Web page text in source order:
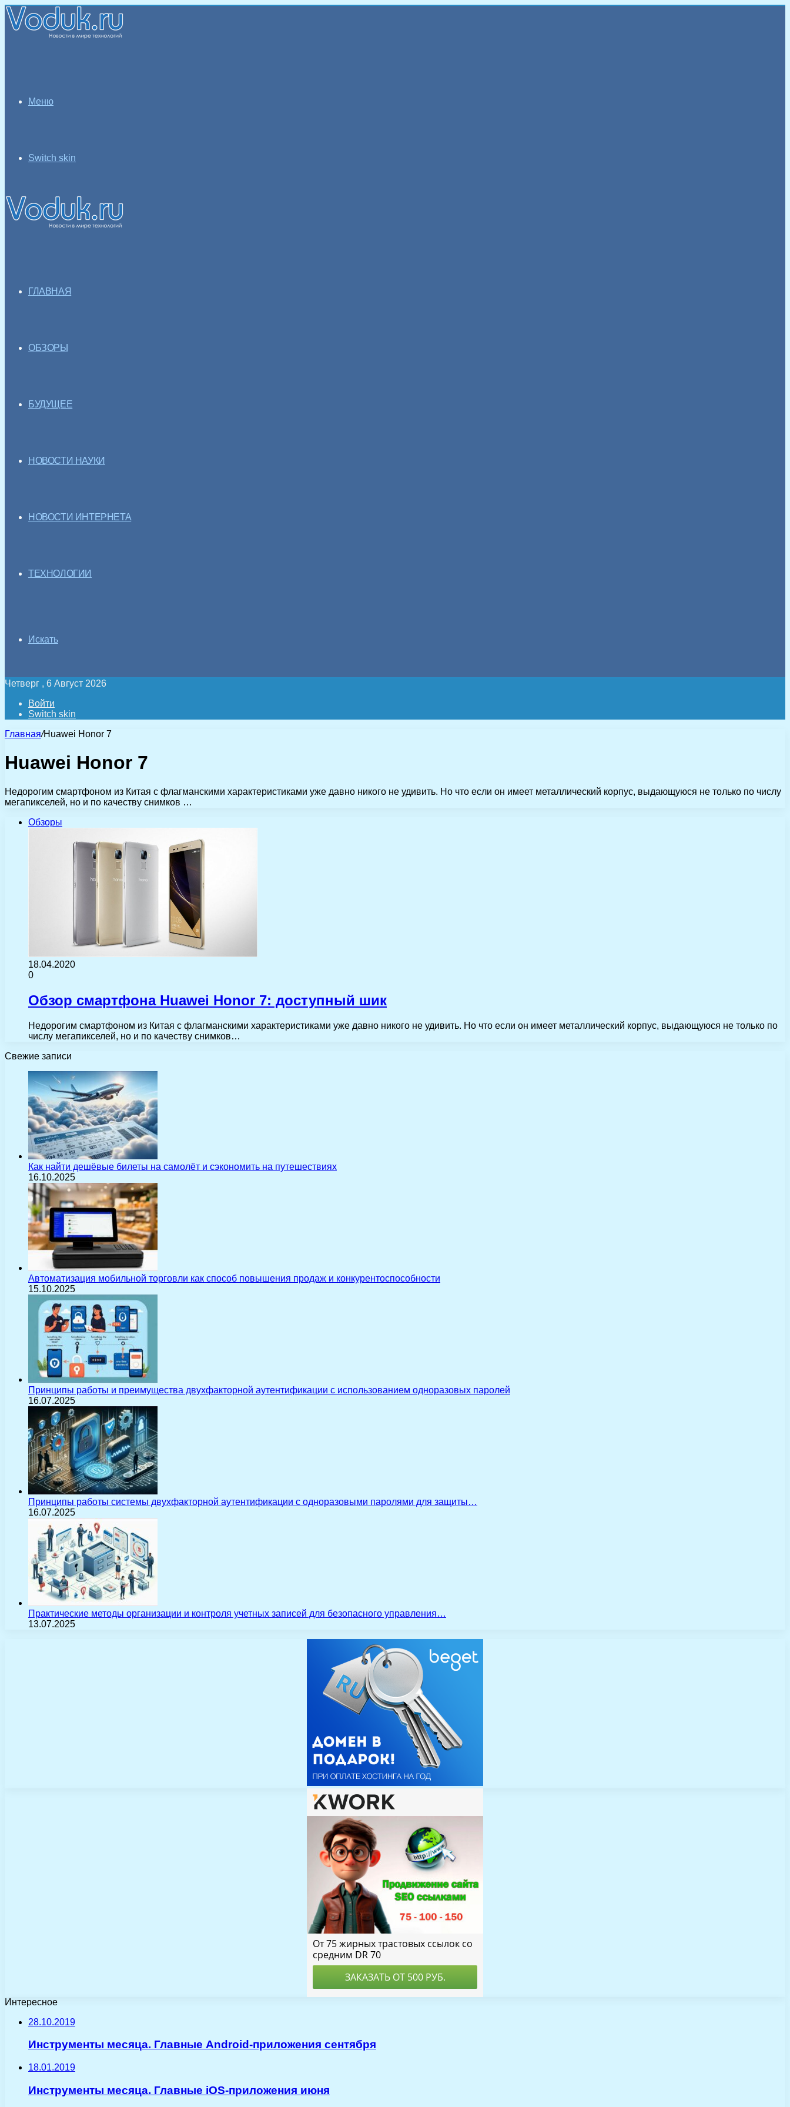
Меню
Switch skin
ГЛАВНАЯ
ОБЗОРЫ
БУДУЩЕЕ
НОВОСТИ НАУКИ
НОВОСТИ ИНТЕРНЕТА
ТЕХНОЛОГИИ
Искать
Четверг , 6 Август 2026
Войти
Switch skin
Главная/Huawei Honor 7
Huawei Honor 7
Недорогим смартфоном из Китая с флагманскими характеристиками уже давно никого не удивить. Но что если он имеет металлический корпус, выдающуюся не только по числу
мегапикселей, но и по качеству снимков …
Обзоры
18.04.2020
0
Обзор смартфона Huawei Honor 7: доступный шик
Недорогим смартфоном из Китая с флагманскими характеристиками уже давно никого не удивить. Но что если он имеет металлический корпус, выдающуюся не только по
числу мегапикселей, но и по качеству снимков…
Свежие записи
Как найти дешёвые билеты на самолёт и сэкономить на путешествиях
16.10.2025
Автоматизация мобильной торговли как способ повышения продаж и конкурентоспособности
15.10.2025
Принципы работы и преимущества двухфакторной аутентификации с использованием одноразовых паролей
16.07.2025
Принципы работы системы двухфакторной аутентификации с одноразовыми паролями для защиты…
16.07.2025
Практические методы организации и контроля учетных записей для безопасного управления…
13.07.2025
Интересное
28.10.2019
Инструменты месяца. Главные Android-приложения сентября
18.01.2019
Инструменты месяца. Главные iOS-приложения июня